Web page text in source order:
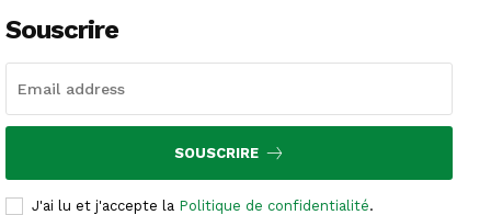
Souscrire
SOUSCRIRE
J'ai lu et j'accepte la Politique de confidentialité.